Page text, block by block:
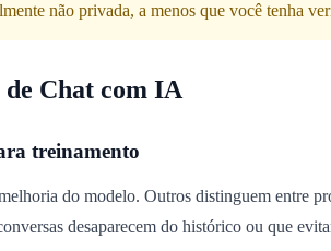
não privada, a menos que você tenha
de Chat com IA
treinamento
do modelo. Outros distinguem entre
desaparecem do histórico ou que